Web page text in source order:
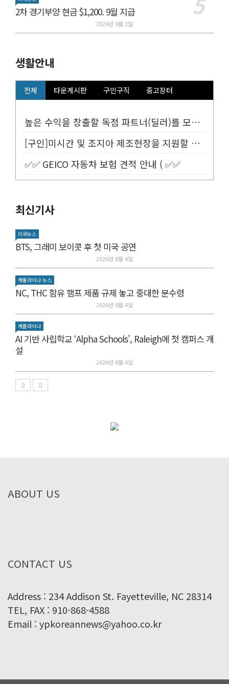
2차 경기부양 현금 $1,200. 9월 지급
2020년 9월 2일
생활안내
전체 타운게시판 구인구직 중고장터
높은 수익을 창출할 독점 파트너(딜러)를 모십니다.
[구인]미시간 및 조지아 제조현장을 지원할 Customer Service...
✅✅ GEICO 자동차 보험 견적 안내 ( ✅✅
최신기사
미국뉴스
BTS, 그래미 보이콧 후 첫 미국 공연
2026년 8월 4일
캐롤라이나 뉴스
NC, THC 함유 햄프 제품 규제 놓고 중대한 분수령
2026년 8월 4일
캐롤라이나
AI 기반 사립학교 ‘Alpha Schools’, Raleigh에 첫 캠퍼스 개
설
2026년 8월 4일
ABOUT US
CONTACT US
Address : 234 Addison St. Fayetteville, NC 28314
TEL, FAX : 910-868-4588
Email : ypkoreannews@yahoo.co.kr